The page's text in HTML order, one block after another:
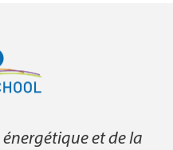
et de la